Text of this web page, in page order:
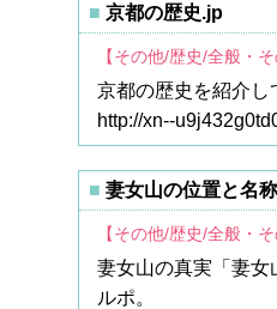
京都の歴史.jp
【その他/歴史/全般・そ
京都の歴史を紹介し
http://xn--
妻女山の位置と名
【その他/歴史/全般・そ
妻女山の真実「妻女
ルポ。